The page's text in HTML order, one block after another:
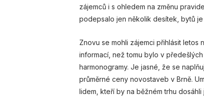
zájemců i s ohledem na změnu
podepsalo jen několik desítek, bytů
Znovu se mohli zájemci přihlásit letos
informací, než tomu bylo v
harmonogramy. Je jasné, že se
průměrné ceny novostaveb v Brně.
lidem, kteří by na běžném trhu